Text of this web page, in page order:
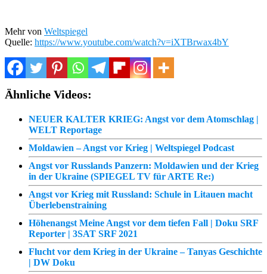
Mehr von Weltspiegel
Quelle: https://www.youtube.com/watch?v=iXTBrwax4bY
Ähnliche Videos:
NEUER KALTER KRIEG: Angst vor dem Atomschlag |
WELT Reportage
Moldawien – Angst vor Krieg | Weltspiegel Podcast
Angst vor Russlands Panzern: Moldawien und der Krieg
in der Ukraine (SPIEGEL TV für ARTE Re:)
Angst vor Krieg mit Russland: Schule in Litauen macht
Überlebenstraining
Höhenangst Meine Angst vor dem tiefen Fall | Doku SRF
Reporter | 3SAT SRF 2021
Flucht vor dem Krieg in der Ukraine – Tanyas Geschichte
| DW Doku